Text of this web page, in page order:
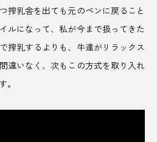
搾乳舎を出ても元のペンに戻ること
ルになって、私が今まで扱ってきた
搾乳するよりも、牛達がリラックス
違いなく、次もこの方式を取り入れ
。